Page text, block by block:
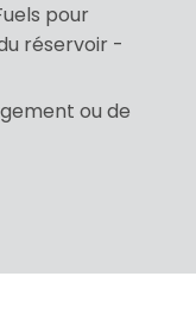
pour
réservoir -
ou de